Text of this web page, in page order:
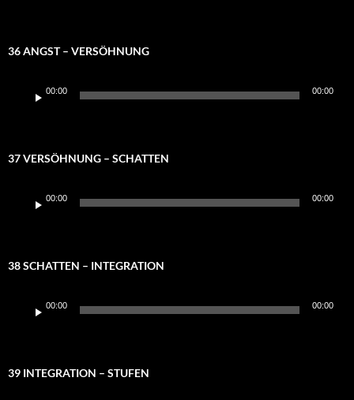
36 ANGST – VERSÖHNUNG
Player
00:00 00:00
37 VERSÖHNUNG – SCHATTEN
Player
00:00 00:00
38 SCHATTEN – INTEGRATION
Player
00:00 00:00
39 INTEGRATION – STUFEN